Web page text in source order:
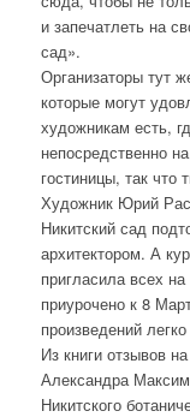
и запечатлеть на
сад».
Организаторы тут
которые могут
художникам есть,
непосредственно
гостиницы, так что
Художник Юрий
Никитский сад
архитектором. А
пригласила всех
приурочено к 8
произведений
Из книги отзывов
Александра
Никитского